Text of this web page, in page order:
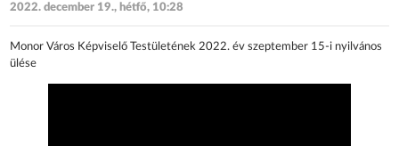
2022. december 19., hétfő, 10:28
Monor Város Képviselő Testületének 2022. év szeptember 15-i nyilvános
ülése